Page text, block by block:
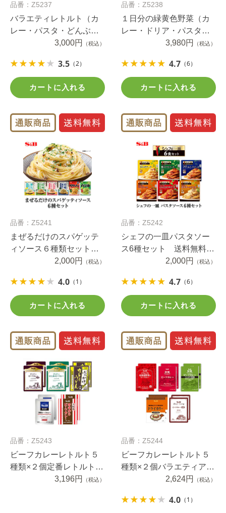
品番：Z5237
バラエティレトルト（カ
レー・パスタ・どんぶ
り）１５食セット
3,000円 （税込）
3.5 （2）
カートに入れる
品番：Z5238
１日分の緑黄色野菜（カ
レー・ドリア・パスタ２
種）＆ごろごろ野菜カレ
3,980円 （税込）
4.7 （6）
カートに入れる
品番：Z5241
まぜるだけのスパゲッテ
ィソース６種類セット
送料無料（当社負担）
2,000円 （税込）
4.0 （1）
カートに入れる
品番：Z5242
シェフの一皿パスタソー
ス6種セット 送料無料
（当社負担）2,000円 （税込）
4.7 （6）
カートに入れる
品番：Z5243
ビーフカレーレトルト５
種類×２個定番レトルトア
ソートセット 送料無料
3,196円 （税込）
品番：Z5244
ビーフカレーレトルト５
種類×２個バラエティアソ
ートセット 送料無料
2,624円 （税込）
4.0 （1）